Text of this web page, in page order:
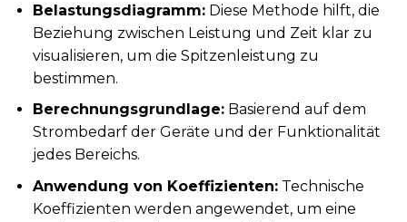
Belastungsdiagramm:Diese Methode hilft, die
Beziehung zwischen Leistung und Zeit klar zu
visualisieren, um die Spitzenleistung zu
bestimmen.
Berechnungsgrundlage:Basierend auf dem
Strombedarf der Geräte und der Funktionalität
jedes Bereichs.
Anwendung von Koeffizienten:Technische
Koeffizienten werden angewendet, um eine